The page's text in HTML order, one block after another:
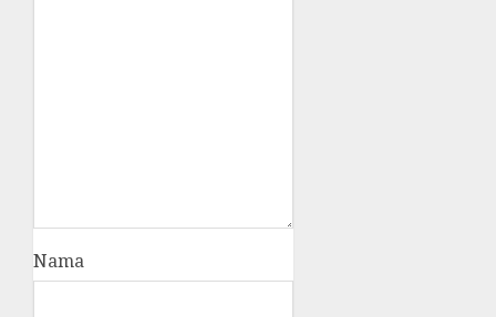
Nama